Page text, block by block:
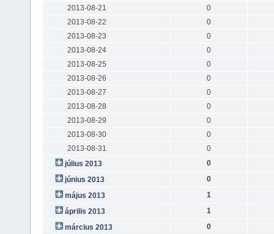
2013-08-21
0
2013-08-22
0
2013-08-23
0
2013-08-24
0
2013-08-25
0
2013-08-26
0
2013-08-27
0
2013-08-28
0
2013-08-29
0
2013-08-30
0
2013-08-31
0
július 2013
0
június 2013
0
május 2013
1
április 2013
1
március 2013
0